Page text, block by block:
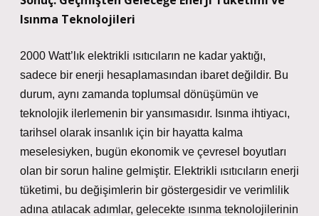
Isınma Teknolojileri
2000 Watt’lık elektrikli ısıtıcıların ne kadar yaktığı,
sadece bir enerji hesaplamasından ibaret değildir. Bu
durum, aynı zamanda toplumsal dönüşümün ve
teknolojik ilerlemenin bir yansımasıdır. Isınma ihtiyacı,
tarihsel olarak insanlık için bir hayatta kalma
meselesiyken, bugün ekonomik ve çevresel boyutları
olan bir sorun haline gelmiştir. Elektrikli ısıtıcıların enerji
tüketimi, bu değişimlerin bir göstergesidir ve verimlilik
adına atılacak adımlar, gelecekte ısınma teknolojilerinin